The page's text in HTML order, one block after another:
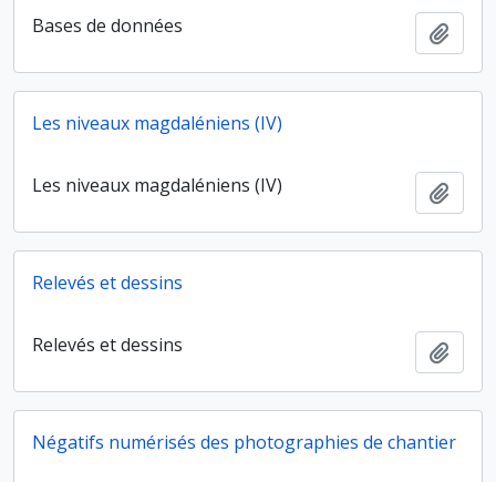
Bases de données
Les niveaux magdaléniens (IV)
Les niveaux magdaléniens (IV)
Relevés et dessins
Relevés et dessins
Négatifs numérisés des photographies de chantier